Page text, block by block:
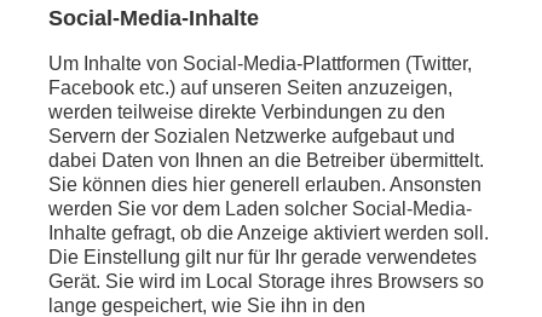
Social-Media-Inhalte
Um Inhalte von Social-Media-Plattformen (Twitter,
Facebook etc.) auf unseren Seiten anzuzeigen,
werden teilweise direkte Verbindungen zu den
Servern der Sozialen Netzwerke aufgebaut und
dabei Daten von Ihnen an die Betreiber übermittelt.
Sie können dies hier generell erlauben. Ansonsten
werden Sie vor dem Laden solcher Social-Media-
Inhalte gefragt, ob die Anzeige aktiviert werden soll.
Die Einstellung gilt nur für Ihr gerade verwendetes
Gerät. Sie wird im Local Storage ihres Browsers so
lange gespeichert, wie Sie ihn in den